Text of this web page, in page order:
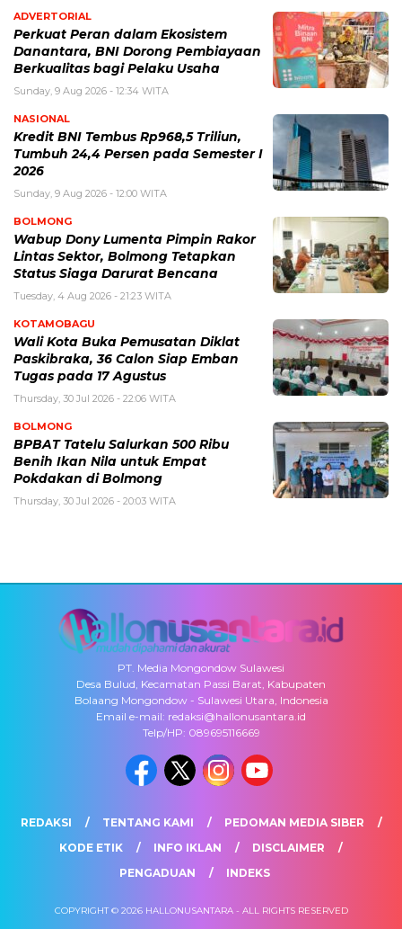
ADVERTORIAL
Perkuat Peran dalam Ekosistem
Danantara, BNI Dorong Pembiayaan
Berkualitas bagi Pelaku Usaha
Sunday, 9 Aug 2026 - 12:34 WITA
NASIONAL
Kredit BNI Tembus Rp968,5 Triliun,
Tumbuh 24,4 Persen pada Semester I
2026
Sunday, 9 Aug 2026 - 12:00 WITA
BOLMONG
Wabup Dony Lumenta Pimpin Rakor
Lintas Sektor, Bolmong Tetapkan
Status Siaga Darurat Bencana
Tuesday, 4 Aug 2026 - 21:23 WITA
KOTAMOBAGU
Wali Kota Buka Pemusatan Diklat
Paskibraka, 36 Calon Siap Emban
Tugas pada 17 Agustus
Thursday, 30 Jul 2026 - 22:06 WITA
BOLMONG
BPBAT Tatelu Salurkan 500 Ribu
Benih Ikan Nila untuk Empat
Pokdakan di Bolmong
Thursday, 30 Jul 2026 - 20:03 WITA
PT. Media Mongondow Sulawesi
Desa Bulud, Kecamatan Passi Barat, Kabupaten
Bolaang Mongondow - Sulawesi Utara, Indonesia
Email e-mail: redaksi@hallonusantara.id
Telp/HP: 089695116669
REDAKSI TENTANG KAMI
PEDOMAN MEDIA SIBER
KODE ETIK
INFO IKLAN
DISCLAIMER
PENGADUAN
INDEKS
COPYRIGHT © 2026 HALLONUSANTARA - ALL RIGHTS RESERVED